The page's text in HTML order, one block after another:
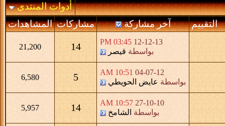
أدوات المنتدى
التقييم
آخر مشاركة مشاركات المشاهدات
12-12-13
03:45 PM
بواسطة قيصر 14
21,200
04-07-12
10:51 AM
بواسطة عايض الحويطي 5
6,580
27-10-10
10:57 AM
بواسطة الشامخ 14
5,957